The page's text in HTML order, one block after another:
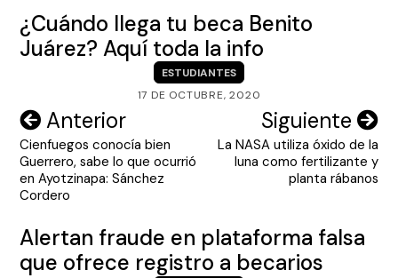
ENGLISH SECTION
VIDEOS
¿Cuándo llega tu beca Benito
Juárez? Aquí toda la info
ESTUDIANTES
17 DE OCTUBRE, 2020
Navegación
de
entradas
Anterior
Cienfuegos conocía bien
Guerrero, sabe lo que ocurrió
en Ayotzinapa: Sánchez
Cordero
Siguiente
La NASA utiliza óxido de la
luna como fertilizante y
planta rábanos
Alertan fraude en plataforma falsa
que ofrece registro a becarios